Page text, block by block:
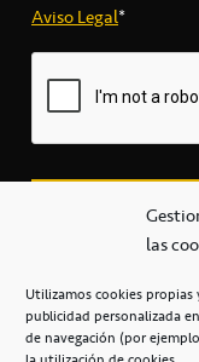
las
Utilizamos cookies
publicidad personalizada
de navegación (por
Aviso Legal*